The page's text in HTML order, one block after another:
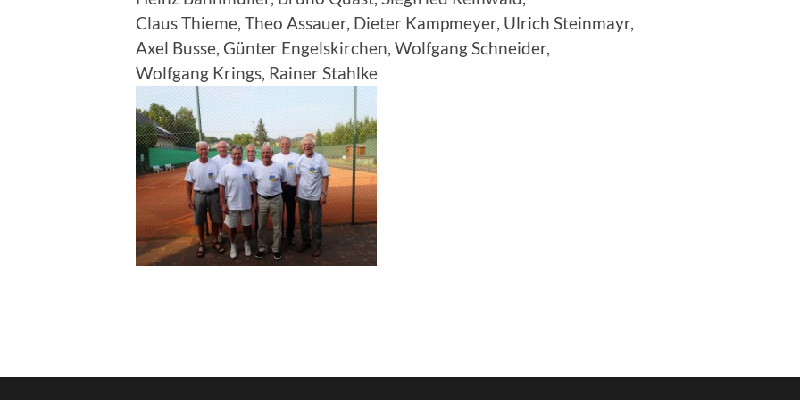
Claus Thieme, Theo Assauer, Dieter Kampmeyer, Ulrich Steinmayr,
Axel Busse, Günter Engelskirchen, Wolfgang Schneider,
Wolfgang Krings, Rainer Stahlke